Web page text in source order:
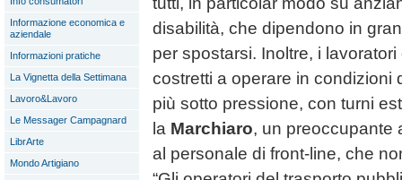
Informazione economica e
aziendale
Informazioni pratiche
La Vignetta della Settimana
Lavoro&Lavoro
Le Messager Campagnard
LibrArte
Mondo Artigiano
disabilità, che dipendono in
per spostarsi. Inoltre, i
costretti a operare in condizioni
più sotto pressione, con turni
la Marchiaro, un preoccupante
al personale di front-line, che